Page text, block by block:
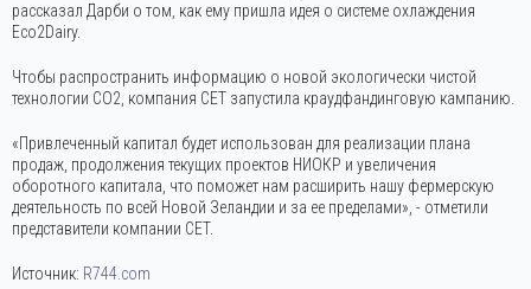
рассказал Дарби о том, как ему пришла идея о системе охлаждения
Eco2Dairy.
Чтобы распространить информацию о новой экологически чистой
технологии CO2, компания CET запустила краудфандинговую кампанию.
«Привлеченный капитал будет использован для реализации плана
продаж, продолжения текущих проектов НИОКР и увеличения
оборотного капитала, что поможет нам расширить нашу фермерскую
деятельность по всей Новой Зеландии и за ее пределами», - отметили
представители компании CET.
Источник: R744.com